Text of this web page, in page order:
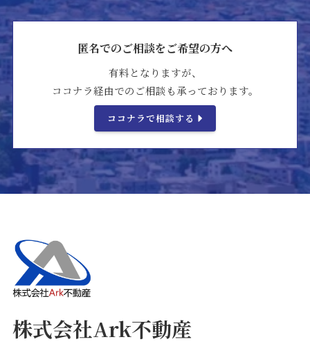
匿名でのご相談をご希望の方へ
有料となりますが、
ココナラ経由でのご相談も承っております。
ココナラで相談する
株式会社Ark不動産